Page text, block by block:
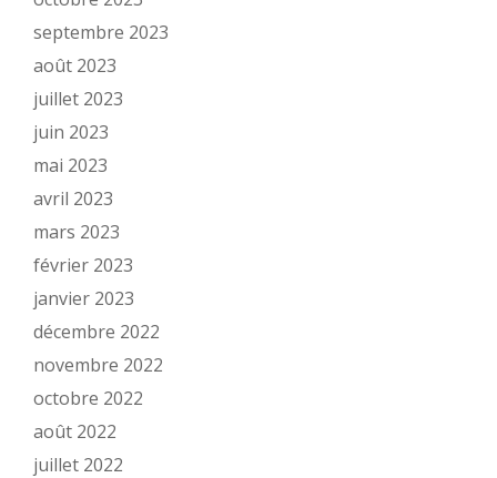
septembre 2023
août 2023
juillet 2023
juin 2023
mai 2023
avril 2023
mars 2023
février 2023
janvier 2023
décembre 2022
novembre 2022
octobre 2022
août 2022
juillet 2022